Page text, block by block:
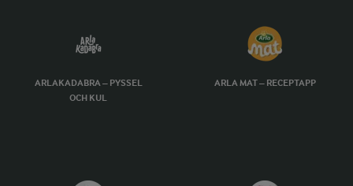
ARLAKADABRA – PYSSEL
OCH KUL
ARLA MAT – RECEPTAPP